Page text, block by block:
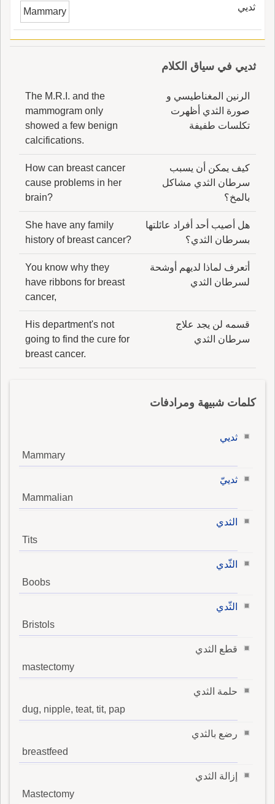
ثديي Mammary
ثديي في سياق الكلام
الرنين المغناطيسي و
صورة الثدي أظهرت
تكلسات طفيفة
The M.R.I. and the
mammogram only
showed a few benign
calcifications.
كيف يمكن أن يسبب
سرطان الثدي مشاكل
بالمخ؟
How can breast cancer
cause problems in her
brain?
هل أصيب أحد أفراد عائلتها
بسرطان الثدي؟
She have any family
history of breast cancer?
أتعرف لماذا لديهم أوشحة
لسرطان الثدي
You know why they
have ribbons for breast
cancer,
قسمه لن يجد علاج
سرطان الثدي
His department's not
going to find the cure for
breast cancer.
كلمات شبيهة ومرادفات
ثديي
Mammary
ثدييّ
Mammalian
الثدي
Tits
الثّدي
Boobs
الثّدي
Bristols
قطع الثدي
mastectomy
حلمة الثدي
dug, nipple, teat, tit, pap
رضع بالثدي
breastfeed
إزالة الثدي
Mastectomy